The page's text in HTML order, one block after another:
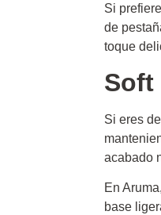
Si
de
toque
Soft
Si eres
acabado
En
base